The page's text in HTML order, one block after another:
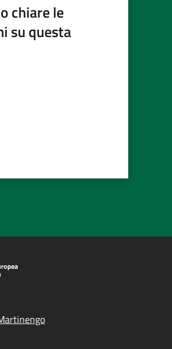
chiare le
su questa